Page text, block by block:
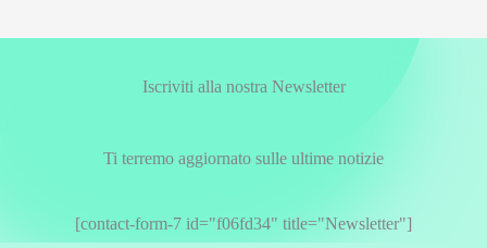
Iscriviti alla nostra Newsletter
Ti terremo aggiornato sulle ultime notizie
[contact-form-7 id="f06fd34" title="Newsletter"]